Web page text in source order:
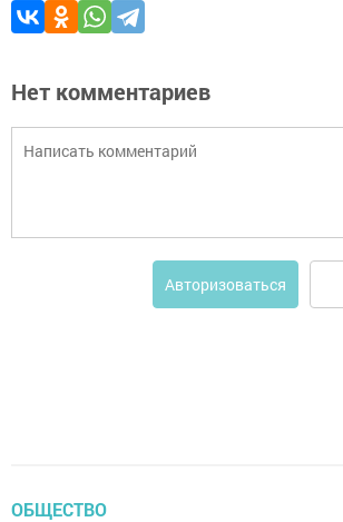
Нет комментариев
Авторизоваться
ОБЩЕСТВО